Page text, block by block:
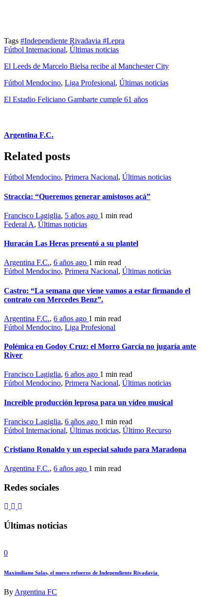
Tags #Independiente Rivadavia #Lepra
Fútbol Internacional, Últimas noticias
El Leeds de Marcelo Bielsa recibe al Manchester City
Fútbol Mendocino, Liga Profesional, Últimas noticias
El Estadio Feliciano Gambarte cumple 61 años
Argentina F.C.
Related posts
Fútbol Mendocino, Primera Nacional, Últimas noticias
Straccia: “Queremos generar amistosos acá”
Francisco Lagiglia, 5 años ago 1 min read
Federal A, Últimas noticias
Huracán Las Heras presentó a su plantel
Argentina F.C., 6 años ago 1 min read
Fútbol Mendocino, Primera Nacional, Últimas noticias
Castro: “La semana que viene vamos a estar firmando el
contrato con Mercedes Benz”.
Argentina F.C., 6 años ago 1 min read
Fútbol Mendocino, Liga Profesional
Polémica en Godoy Cruz: el Morro García no jugaría ante
River
Francisco Lagiglia, 6 años ago 1 min read
Fútbol Mendocino, Primera Nacional, Últimas noticias
Increíble producción leprosa para un vídeo musical
Francisco Lagiglia, 6 años ago 1 min read
Fútbol Internacional, Últimas noticias, Último Recurso
Cristiano Ronaldo y un especial saludo para Maradona
Argentina F.C., 6 años ago 1 min read
Redes sociales
Últimas noticias
0
Maximiliano Salas, el nuevo refuerzo de Independiente Rivadavia
By Argentina FC